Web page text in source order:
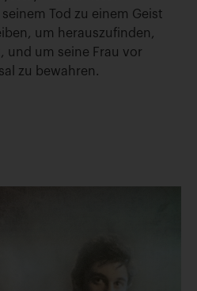
Tod zu einem Geist
um herauszufinden,
und um seine Frau vor
zu bewahren.